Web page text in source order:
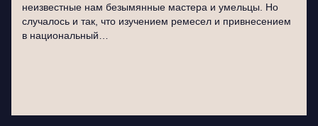
неизвестные нам безымянные мастера и умельцы. Но
случалось и так, что изучением ремесел и привнесением
в национальный…